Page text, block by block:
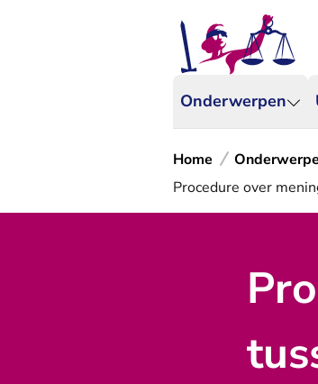
Onderwerpen
Home
Procedure over